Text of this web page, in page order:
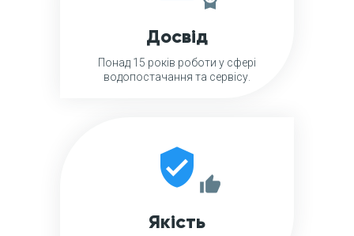
Досвід
Понад 15 років роботи у сфері
водопостачання та сервісу.
verified_user thumb_up
Якість